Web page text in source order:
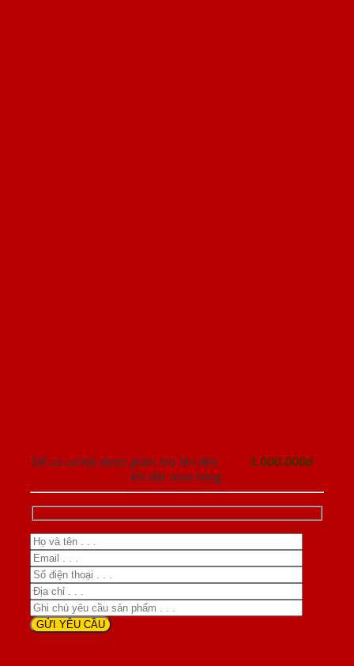
Để có cơ hội được giảm trừ lên đến
1.000.000đ
khi đặt mua hàng.